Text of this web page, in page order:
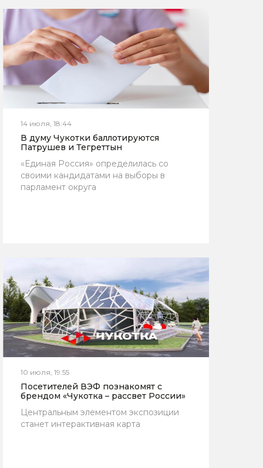
14 июля, 18:44
В думу Чукотки баллотируются
Патрушев и Тегреттын
«Единая Россия» определилась со
своими кандидатами на выборы в
парламент округа
10 июля, 19:55
Посетителей ВЭФ познакомят с
брендом «Чукотка – рассвет России»
Центральным элементом экспозиции
станет интерактивная карта